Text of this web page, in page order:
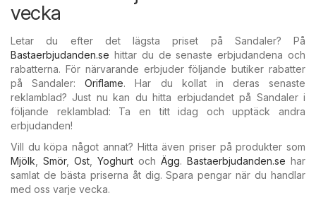
vecka
Letar du efter det lägsta priset på Sandaler? På
Bastaerbjudanden.se hittar du de senaste erbjudandena och
rabatterna. För närvarande erbjuder följande butiker rabatter
på Sandaler:Oriflame. Har du kollat in deras senaste
reklamblad? Just nu kan du hitta erbjudandet på Sandaler i
följande reklamblad: Ta en titt idag och upptäck andra
erbjudanden!
Vill du köpa något annat? Hitta även priser på produkter som
Mjölk, Smör, Ost, Yoghurt och Ägg. Bastaerbjudanden.se har
samlat de bästa priserna åt dig. Spara pengar när du handlar
med oss varje vecka.